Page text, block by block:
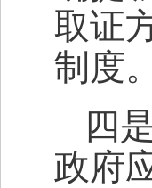
取证
制度。
四
政府